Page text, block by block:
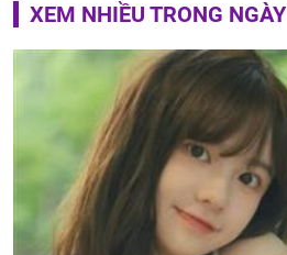
XEM NHIỀU TRONG NGÀY